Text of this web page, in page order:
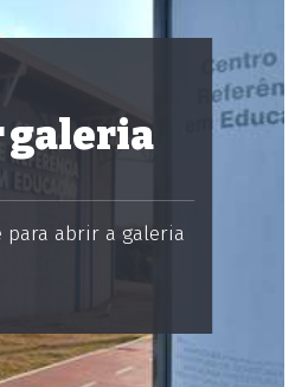
galeria
para abrir a galeria